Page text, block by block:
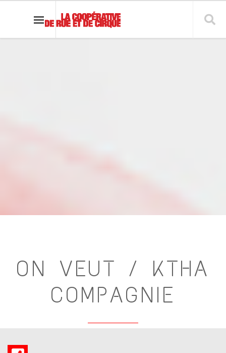
ON VEUT / KTHA
COMPAGNIE